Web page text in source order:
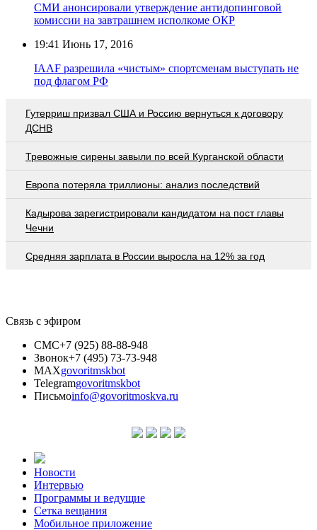
СМИ анонсировали утверждение антидопинговой
комиссии на завтрашнем исполкоме ОКР
19:41 Июнь 17, 2016
IAAF разрешила «чистым» спортсменам выступать не
под флагом РФ
Гутерриш призвал США и Россию вернуться к договору
ДСНВ
Тревожные сирены завыли по всей Курганской области
Европа потеряла триллионы: анализ последствий
Кадырова зарегистрировали кандидатом на пост главы
Чечни
Средняя зарплата в России выросла на 12% за год
Связь с эфиром
СМС+7 (925) 88-88-948
Звонок+7 (495) 73-73-948
MAXgovoritmskbot
Telegramgovoritmskbot
Письмоinfo@govoritmoskva.ru
Новости
Интервью
Программы и ведущие
Сетка вещания
Мобильное приложение